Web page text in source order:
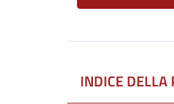
INDICE DELLA